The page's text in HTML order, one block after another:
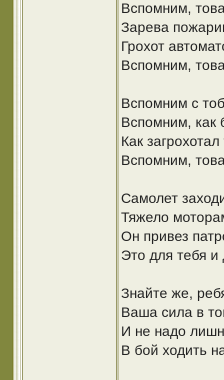
Вспомним,
Зарева
Грохот
Вспомним,
Вспомним с
Вспомним, как
Как
Вспомним,
Самолет
Тяжело
Он привез
Это для тебя и
Знайте же,
Ваша сила в
И не надо
В бой ходить